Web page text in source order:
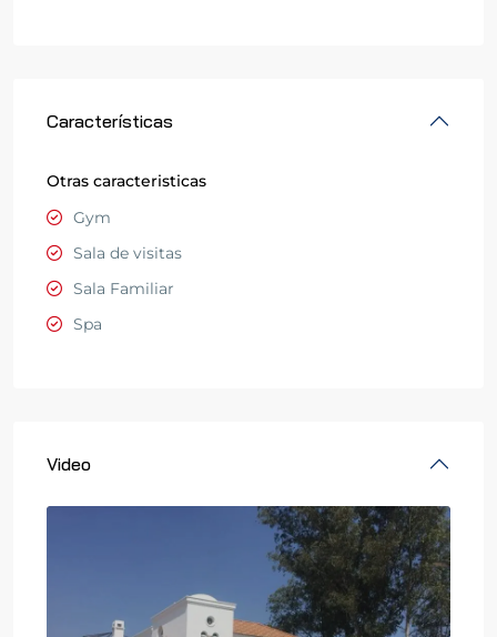
Características
Otras caracteristicas
Gym
Sala de visitas
Sala Familiar
Spa
Video